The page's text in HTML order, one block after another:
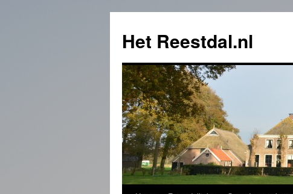
Het Reestdal.nl